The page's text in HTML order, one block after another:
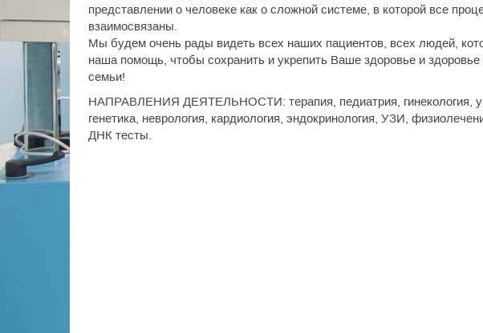
представлении о человеке как о сложной системе, в которой все
взаимосвязаны.
Мы будем очень рады видеть всех наших пациентов, всех людей,
наша помощь, чтобы сохранить и укрепить Ваше здоровье и
семьи!
НАПРАВЛЕНИЯ ДЕЯТЕЛЬНОСТИ: терапия, педиатрия, гинекология,
генетика, неврология, кардиология, эндокринология, УЗИ,
ДНК тесты.